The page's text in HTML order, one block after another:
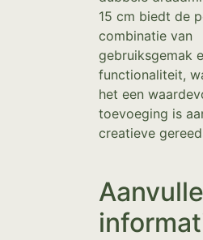
15 cm biedt de
combinatie van
gebruiksgemak
functionaliteit,
het een
toevoeging is
creatieve